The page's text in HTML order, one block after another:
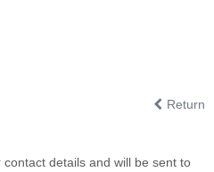
Return
details and will be sent to